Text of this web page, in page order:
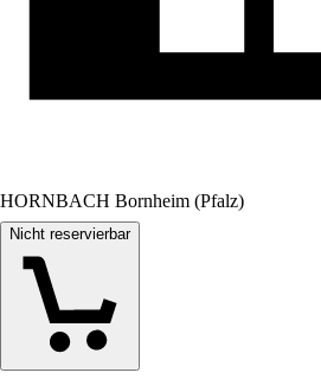
HORNBACH Bornheim (Pfalz)
Nicht reservierbar